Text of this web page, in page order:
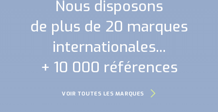
Nous disposons
de plus de 20 marques
internationales...
+ 10 000 références
VOIR TOUTES LES MARQUES